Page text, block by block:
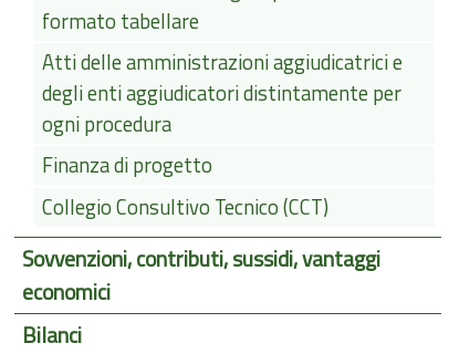
formato tabellare
Atti delle amministrazioni aggiudicatrici e
degli enti aggiudicatori distintamente per
ogni procedura
Finanza di progetto
Collegio Consultivo Tecnico (CCT)
Sovvenzioni, contributi, sussidi, vantaggi
economici
Bilanci